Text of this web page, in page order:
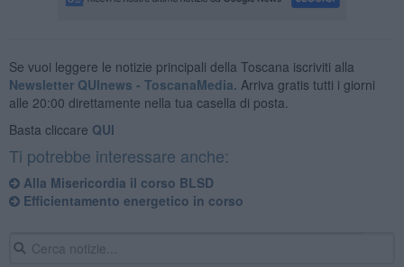
Se vuoi leggere le notizie principali della Toscana iscriviti alla
Newsletter QUInews - ToscanaMedia. Arriva gratis tutti i giorni
alle 20:00 direttamente nella tua casella di posta.
Basta cliccare QUI
Ti potrebbe interessare anche:
Alla Misericordia il corso BLSD
Efficientamento energetico in corso